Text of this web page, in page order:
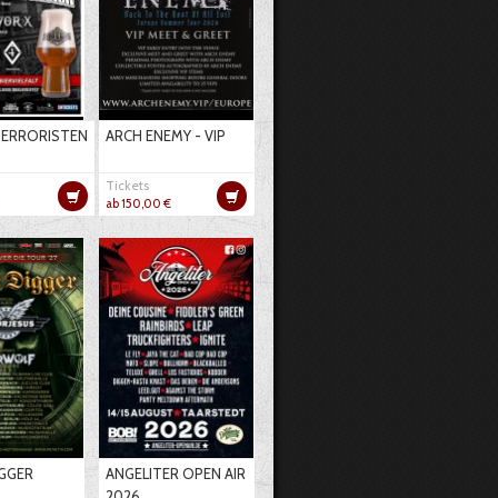
ARCH ENEMY - VIP
Tickets
ab 150,00 €
ANGELITER OPEN AIR